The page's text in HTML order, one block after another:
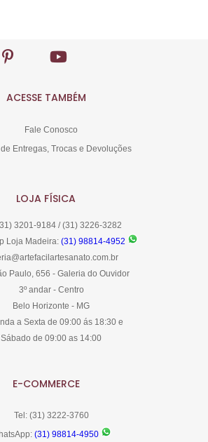
ACESSE TAMBÉM
Fale Conosco
Entregas, Trocas e Devoluções
LOJA FÍSICA
3201-9184 / (31) 3226-3282
Loja Madeira: (31) 98814-4952
Paulo, 656 - Galeria do Ouvidor
3º andar - Centro
Belo Horizonte - MG
a Sexta de 09:00 ás 18:30 e
Sábado de 09:00 as 14:00
E-COMMERCE
Tel: (31) 3222-3760
(31) 98814-4950